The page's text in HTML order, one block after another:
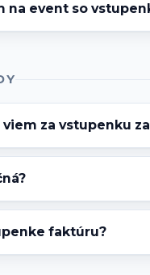
na event so
za vstupenku
faktúru?